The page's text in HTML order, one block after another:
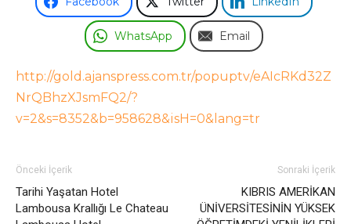
WhatsApp Email
http://gold.ajanspress.com.tr/popuptv/eAIcRKd32Z
NrQBhzXJsmFQ2/?
v=2&s=8352&b=958628&isH=0&lang=tr
Önceki İçerik
Tarihi Yaşatan Hotel
Lambousa Krallığı Le Chateau
Sonraki İçerik
KIBRIS AMERİKAN
ÜNİVERSİTESİNİN YÜKSEK